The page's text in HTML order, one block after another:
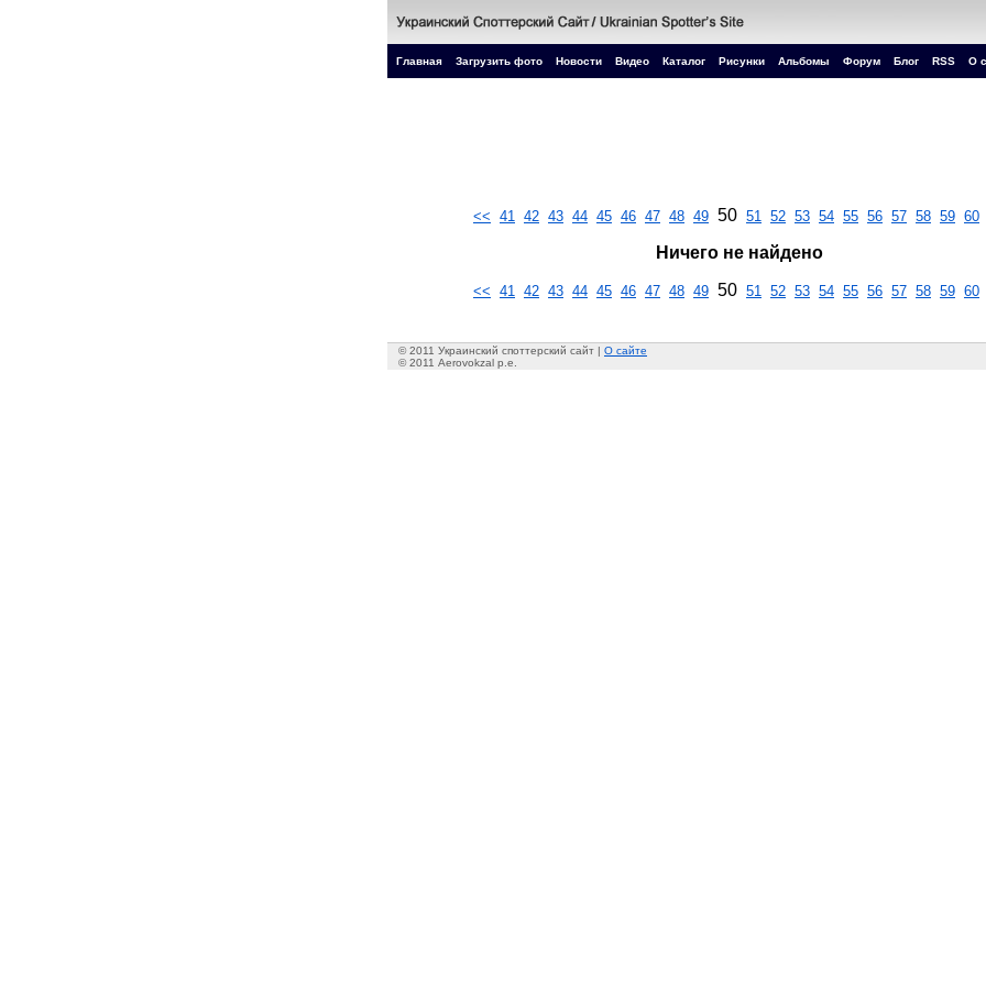
Главная Загрузить фото Новости Видео Каталог Рисунки Альбомы Форум Блог RSS О
<< 41 42 43 44 45 46 47 48 49 50 51 52 53 54 55 56 57 58 59 60
Ничего не найдено
<< 41 42 43 44 45 46 47 48 49 50 51 52 53 54 55 56 57 58 59 60
© 2011 Украинский споттерский сайт | О сайте
© 2011 Aerovokzal p.e.